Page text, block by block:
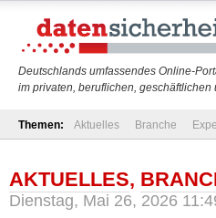
Deutschlands umfassendes Online-
im privaten, beruflichen,
Themen: Aktuelles Branche
AKTUELLES,
Dienstag, Mai 26, 2026